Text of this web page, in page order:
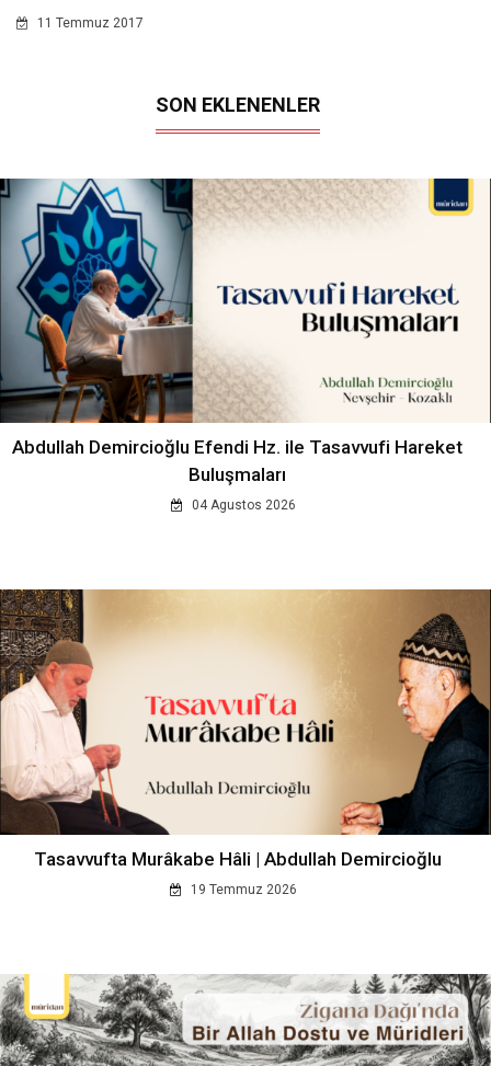
11 Temmuz 2017
SON EKLENENLER
Abdullah Demircioğlu Efendi Hz. ile Tasavvufi Hareket
Buluşmaları
04 Agustos 2026
Tasavvufta Murâkabe Hâli | Abdullah Demircioğlu
19 Temmuz 2026